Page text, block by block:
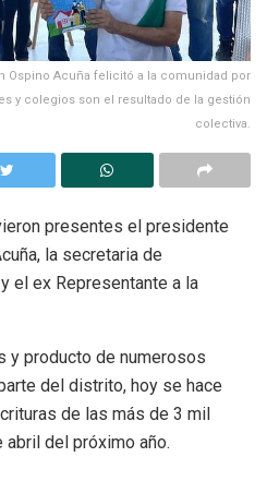
Ospino Acuña felicitó a la comunidad por
y colegios son el resultado de la gestión
colectiva.
presentes el presidente
la secretaria de
el ex Representante a la
y producto de numerosos
del distrito, hoy se hace
de las más de 3 mil
abril del próximo año.